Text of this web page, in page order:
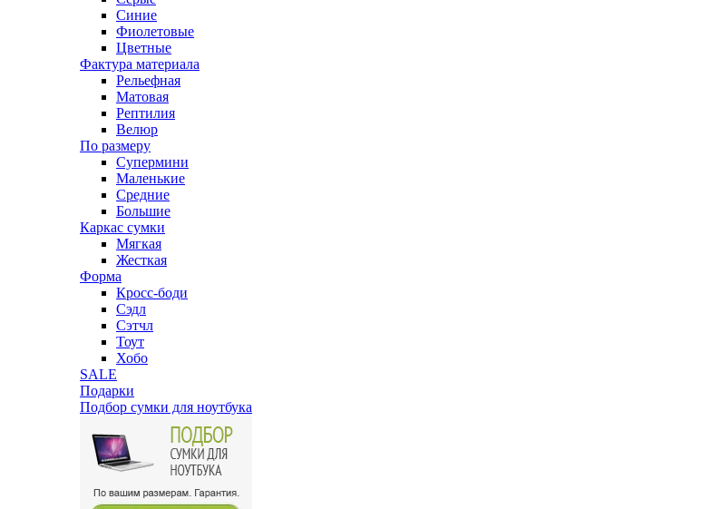
Синие
Фиолетовые
Цветные
Фактура материала
Рельефная
Матовая
Рептилия
Велюр
По размеру
Супермини
Маленькие
Средние
Большие
Каркас сумки
Мягкая
Жесткая
Форма
Кросс-боди
Сэдл
Сэтчл
Тоут
Хобо
SALE
Подарки
Подбор сумки для ноутбука